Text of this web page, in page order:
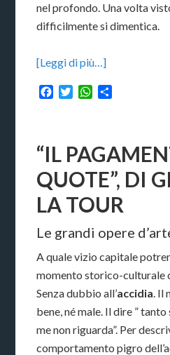
nel profondo. Una volta
difficilmente si dimentica.
[Leggi di più…]
Facebook
TwitterWhatsApp
“IL
QUOTE”, DI
LA TOUR
Le grandi opere
A quale vizio capitale
momento storico-culturale
Senza dubbio all’accidia. Il
bene, né male. Il dire ”
me non riguarda”. Per
comportamento pigro